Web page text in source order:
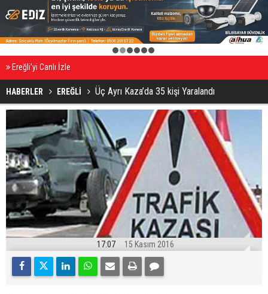
2 3 4 5 6
Ereğli’yi Canlı İzle
HABERLER EREĞLİ Üç Ayrı Kaza’da 35 kişi Yaralandı
17:07 15 Kasım 2016